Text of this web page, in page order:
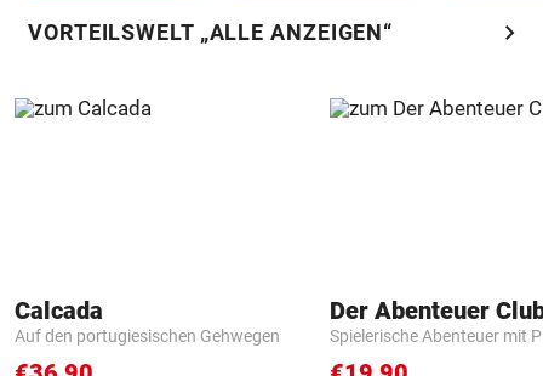
VORTEILSWELT „ALLE ANZEIGEN“ chevron_right
Calcada
Auf den portugiesischen Gehwegen
Der Abenteuer
Spielerische Abenteuer mit